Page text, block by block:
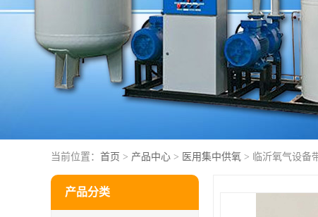
当前位置： 首页 > 产品中心 > 医用集中供氧 > 临沂氧气设备
产品分类